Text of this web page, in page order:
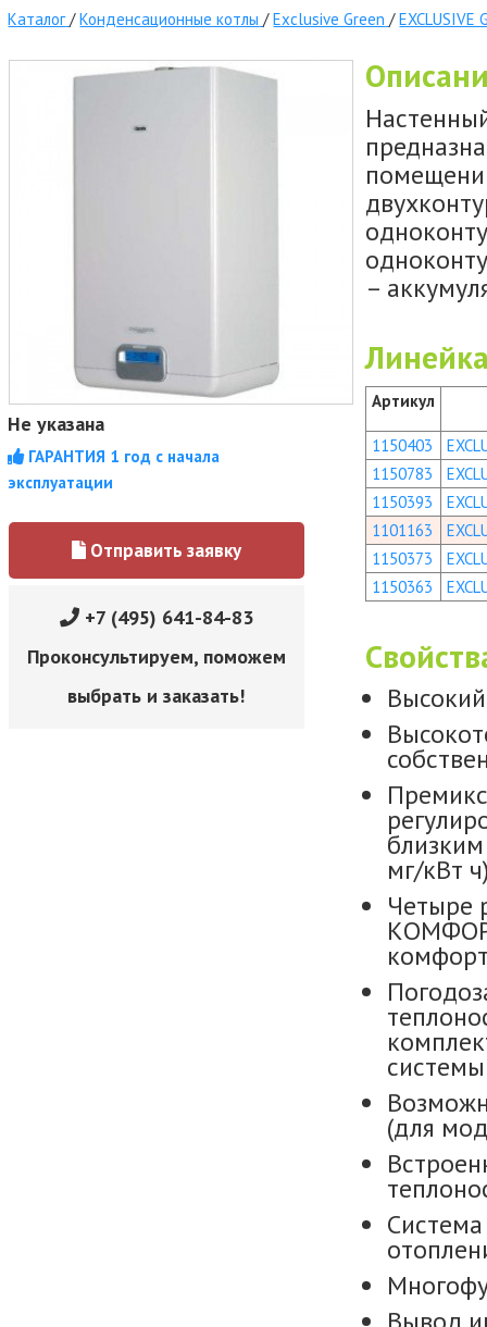
Каталог /Конденсационные котлы /Exclusive Green /EXCLUSIVE
Не указана
ГАРАНТИЯ 1 год с начала
эксплуатации
Отправить заявку
+7 (495) 641-84-83
Проконсультируем, поможем
выбрать и заказать!
–
Артикул
1150403
1150783
1150393
1101163
1150373
1150363
мг/кВт
(для